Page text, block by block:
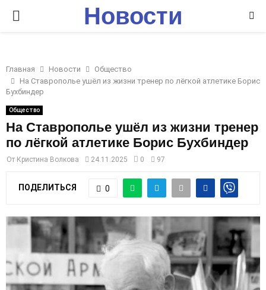
P
I
M
A
E
Новости
Главная Новости
Общество
На Ставрополье ушёл из жизни тренер по лёгкой атлетике Борис
Бухбиндер
Общество
На Ставрополье ушёл из жизни тренер
по лёгкой атлетике Борис Бухбиндер
От Кристина Волкова 24.11.2025 0 97
ПОДЕЛИТЬСЯ 0